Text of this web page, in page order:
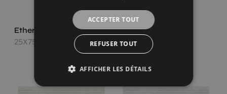
Ethereal White
25X75
Lune Beige
25X75
ACCEPTER TOUT
REFUSER TOUT
AFFICHER LES DÉTAILS